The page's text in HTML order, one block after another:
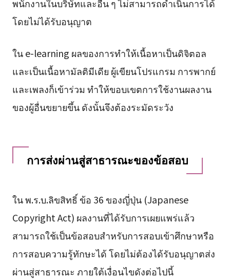
พนักงานในบริษัทและอื่น ๆ ไม่สามารถดำเนินการได้
โดยไม่ได้รับอนุญาต
ใน e-learning ผลของการทำให้เนื้อหาเป็นดิจิตอล
และเป็นเนื้อหามัลติมีเดีย ผู้เขียนโปรแกรม การพากย์
และเพลงก็เข้าร่วม ทำให้ขอบเขตการใช้งานผลงาน
ของผู้อื่นขยายขึ้น ดังนั้นจึงต้องระมัดระวัง
การส่งผ่านสู่สาธารณะของข้อสอบ
ใน พ.ร.บ.ลิขสิทธิ์ ข้อ 36 ของญี่ปุ่น (Japanese
Copyright Act) ผลงานที่ได้รับการเผยแพร่แล้ว
สามารถใช้เป็นข้อสอบสำหรับการสอบเข้าศึกษาหรือ
การสอบความรู้ทักษะได้ โดยไม่ต้องได้รับอนุญาตส่ง
ผ่านสู่สาธารณะ ภายใต้เงื่อนไขดังต่อไปนี้